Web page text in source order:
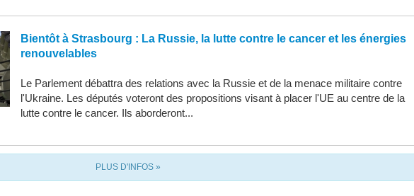
Bientôt à Strasbourg : La Russie, la lutte contre le cancer et les énergies
renouvelables
Le Parlement débattra des relations avec la Russie et de la menace militaire contre
l'Ukraine. Les députés voteront des propositions visant à placer l'UE au centre de la
lutte contre le cancer. Ils aborderont...
PLUS D'INFOS »